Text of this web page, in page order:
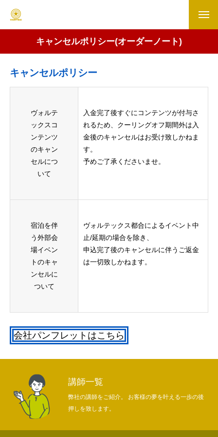
ヴォルテックスについて
ヴォルテックスセミナー
各種お問合せについて
Home ヴォルテックスについて ヴォルテックスセミナー
キャンセルポリシー(オーダーノート)
キャンセルポリシー
ヴォルテ
ックスコ
ンテンツ
のキャン
セルにつ
いて
入金完了後すぐにコンテンツが付与さ
れるため、クーリングオフ期間外は入
金後のキャンセルはお受け致しかねま
す。
予めご了承くださいませ。
宿泊を伴
う外部会
場イベン
トのキャ
ンセルに
ついて
ヴォルテックス都合によるイベント中
止/延期の場合を除き、
申込完了後のキャンセルに伴うご返金
は一切致しかねます。
会社パンフレットはこちら
講師一覧
弊社の講師をご紹介。 お客様の夢を叶える一歩の後
押しを致します。